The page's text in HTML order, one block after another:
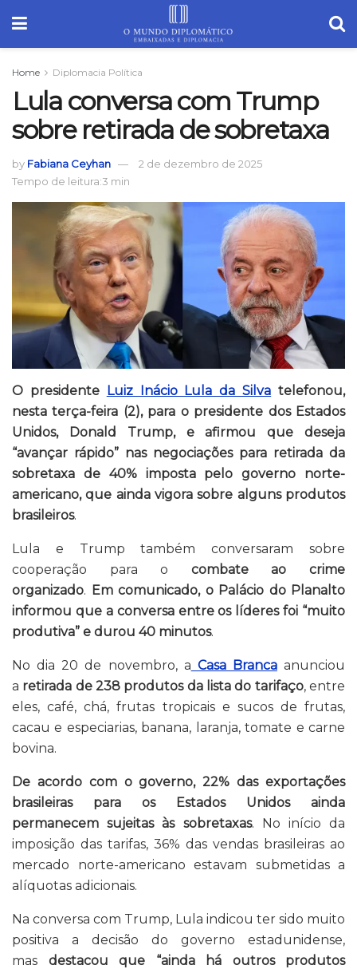
Home Diplomacia Política
Lula conversa com Trump
sobre retirada de sobretaxa
by Fabiana Ceyhan
2 de dezembro de 2025
Tempo de leitura:3 min
O presidente Luiz Inácio Lula da Silva telefonou,
nesta terça-feira (2), para o presidente dos Estados
Unidos, Donald Trump, e afirmou que deseja
“avançar rápido” nas negociações para retirada da
sobretaxa de 40% imposta pelo governo norte-
americano, que ainda vigora sobre alguns produtos
brasileiros.
Lula e Trump também conversaram sobre
cooperação para o combate ao crime
organizado. Em comunicado, o Palácio do Planalto
informou que a conversa entre os líderes foi “muito
produtiva” e durou 40 minutos.
No dia 20 de novembro, a Casa Brancaanunciou
a retirada de 238 produtos da lista do tarifaço, entre
eles, café, chá, frutas tropicais e sucos de frutas,
cacau e especiarias, banana, laranja, tomate e carne
bovina.
De acordo com o governo, 22% das exportações
brasileiras para os Estados Unidos ainda
permanecem sujeitas às sobretaxas. No início da
imposição das tarifas, 36% das vendas brasileiras ao
mercado norte-americano estavam submetidas a
alíquotas adicionais.
Na conversa com Trump, Lula indicou ter sido muito
positiva a decisão do governo estadunidense,
mas destacou que “ainda há outros produtos